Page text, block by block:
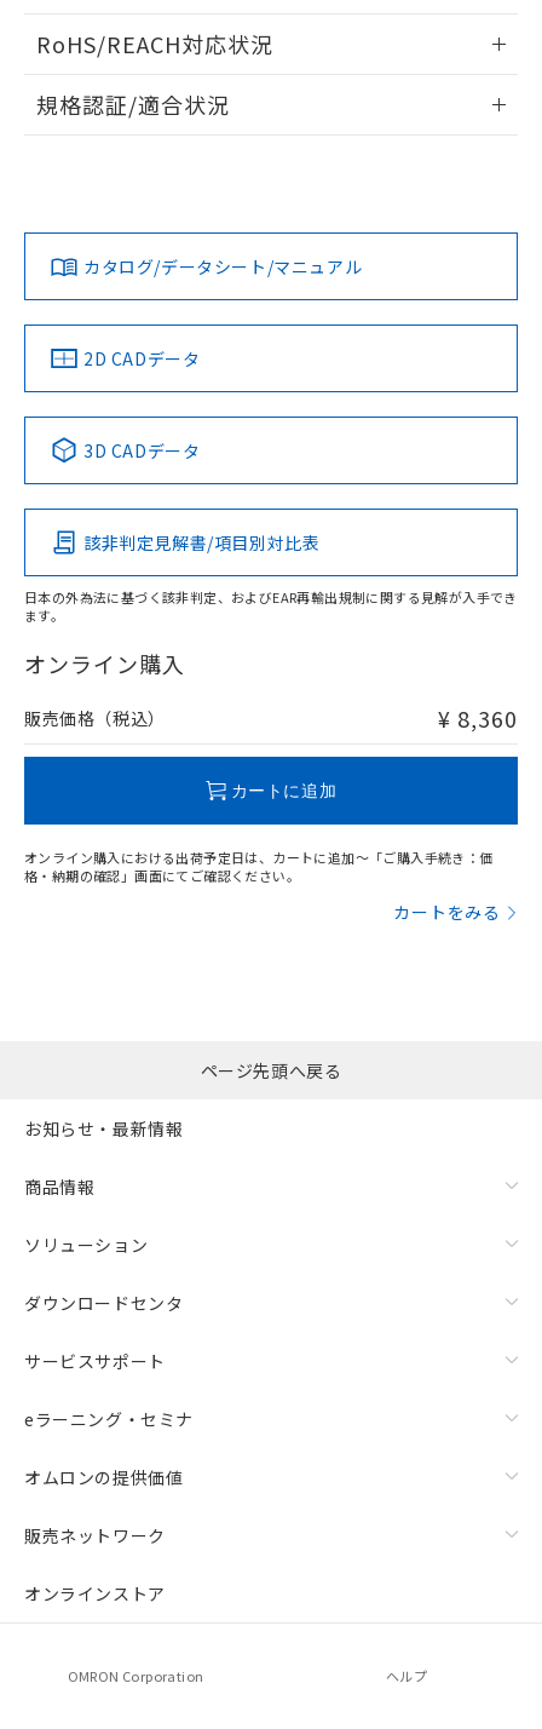
端子配置/内部接続
電気的寿命曲線
RoHS/REACH対応状況
EU RoHS 注意事項・凡例
対応済み
中国 RoHS 注意事項・凡例
Pb Hg Cd Cr(VI)
O
在庫等で未対応品が混在する可能性があります。
問い合わせください。
規格認証/適合状況
LR型式承認
（イギリス
船舶規格）
DNV型式承認
（ノルウェー
BV型式承認
（フランス
KR型式
（韓国
No No No No
この製品の規格認証/適合状況ページへ
その他の認証はこちらのページからご検索ください
カタログ/データシート/マニュアル
2D CADデータ
3D CADデータ
該非判定見解書/項目別対比表
日本の外為法に基づく該非判定、およびEAR再輸出規制に関する見解が入手でき
ます。
オンライン購入
販売価格（税込） ¥ 8,360
カートに追加
オンライン購入における出荷予定日は、カートに追加～「ご購入手続き：価
格・納期の確認」画面にてご確認ください。
カートをみる
ページ先頭へ戻る
お知らせ・最新情報
商品情報
ソリューション
ダウンロードセンタ
サービスサポート
eラーニング・セミナ
オムロンの提供価値
販売ネットワーク
オンラインストア
OMRON Corporation ヘルプ